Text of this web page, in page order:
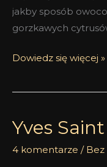
jakby sposób
gorzkawych
Dowiedz się więcej »
Yves
4 komentarze / Bez
Yves
Laurent